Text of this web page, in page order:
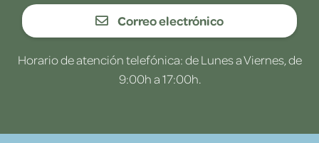
Correo electrónico
Horario de atención telefónica: de Lunes a Viernes, de
9:00h a 17:00h.